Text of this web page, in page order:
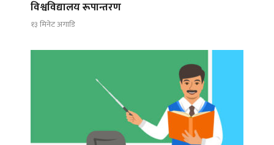
विश्वविद्यालय रूपान्तरण
१३ मिनेट अगाडि